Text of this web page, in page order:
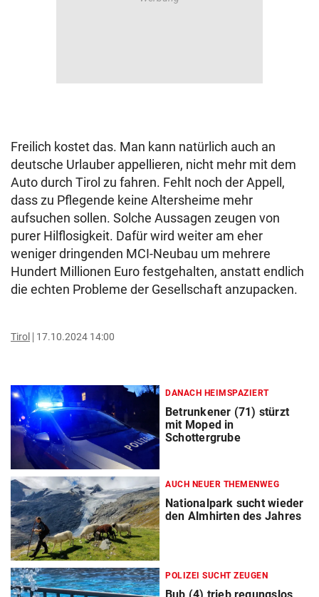
Freilich kostet das. Man kann natürlich auch an
deutsche Urlauber appellieren, nicht mehr mit dem
Auto durch Tirol zu fahren. Fehlt noch der Appell,
dass zu Pflegende keine Altersheime mehr
aufsuchen sollen. Solche Aussagen zeugen von
purer Hilflosigkeit. Dafür wird weiter am eher
weniger dringenden MCI-Neubau um mehrere
Hundert Millionen Euro festgehalten, anstatt endlich
die echten Probleme der Gesellschaft anzupacken.
Tirol 17.10.2024 14:00
DANACH HEIMSPAZIERT
Betrunkener (71) stürzt
mit Moped in
Schottergrube
AUCH NEUER THEMENWEG
Nationalpark sucht wieder
den Almhirten des Jahres
POLIZEI SUCHT ZEUGEN